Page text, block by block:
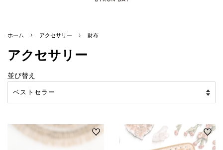
ホーム › アクセサリー › 財布
アクセサリー
並び替え